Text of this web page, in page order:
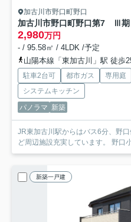
加古川市野口町野口
加古川市野口町野口第7 Ⅲ期
2,980万円
- / 95.58㎡ / 4LDK /予定
山陽本線「東加古川」駅 徒歩
駐車2台可 都市ガス 専用庭
システムキッチン
パノラマ 新築
JR東加古川駅からはバス6分、野
ど周辺施設充実しています。 野口
新築一戸建